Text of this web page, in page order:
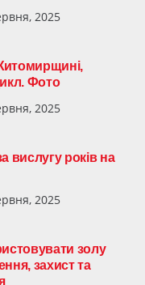
2025
Фото
2025
вислугу років на
2025
золу
захист та